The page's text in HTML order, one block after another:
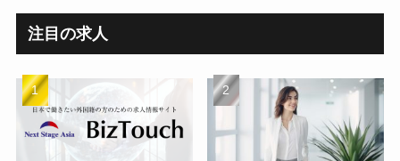
注目の求人